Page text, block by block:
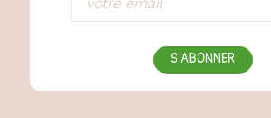
S'ABONNER